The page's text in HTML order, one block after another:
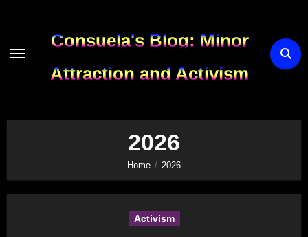
content
Consuela's Blog: Minor
Attraction and Activism
2026
Home 2026
Activism